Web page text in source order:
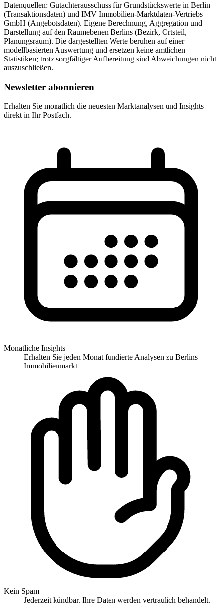
Datenquellen: Gutachterausschuss für Grundstückswerte in Berlin
(Transaktionsdaten) und IMV Immobilien-Marktdaten-Vertriebs
GmbH (Angebotsdaten). Eigene Berechnung, Aggregation und
Darstellung auf den Raumebenen Berlins (Bezirk, Ortsteil,
Planungsraum). Die dargestellten Werte beruhen auf einer
modellbasierten Auswertung und ersetzen keine amtlichen
Statistiken; trotz sorgfältiger Aufbereitung sind Abweichungen nicht
auszuschließen.
Newsletter abonnieren
Erhalten Sie monatlich die neuesten Marktanalysen und Insights
direkt in Ihr Postfach.
Monatliche Insights
Erhalten Sie jeden Monat fundierte Analysen zu Berlins
Immobilienmarkt.
Kein Spam
Jederzeit kündbar. Ihre Daten werden vertraulich behandelt.